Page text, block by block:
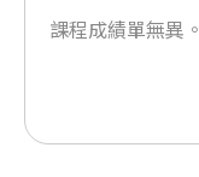
課程成績單無異。